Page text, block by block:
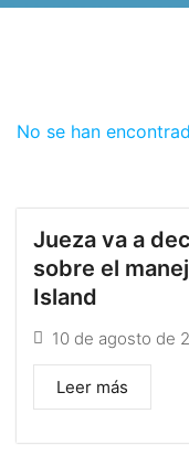
No se han
Jueza va a
sobre el
Island
10 de agosto de
Leer más